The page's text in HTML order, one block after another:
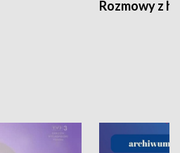
Rozmowy z